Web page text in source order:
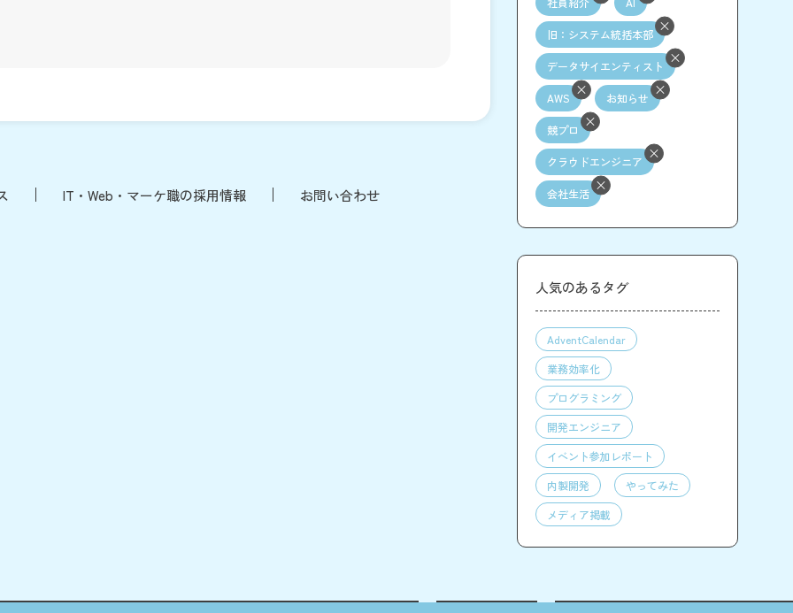
IT・Web・マーケ職の採用情報 お問い合わせ
旧：システム統括本部
データサイエンティスト
AWS お知らせ
競プロ
クラウドエンジニア
会社生活
人気のあるタグ
AdventCalendar
業務効率化
プログラミング
開発エンジニア
イベント参加レポート
内製開発
やってみた
メディア掲載